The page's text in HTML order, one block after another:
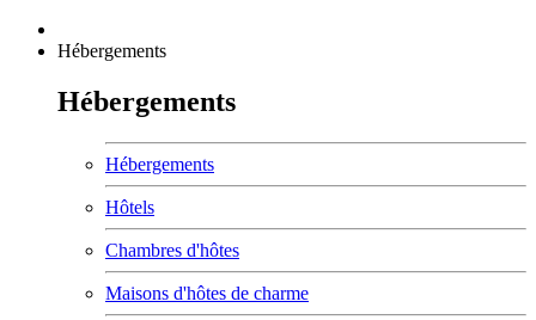
Hébergements
Hébergements
Hébergements
Hôtels
Chambres d'hôtes
Maisons d'hôtes de charme